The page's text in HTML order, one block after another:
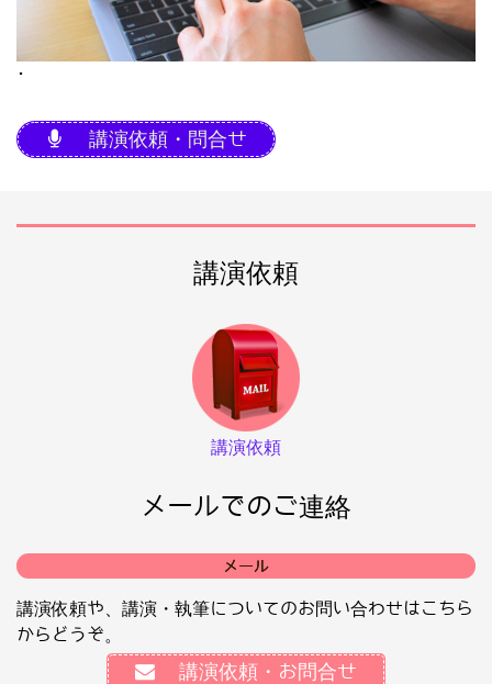
･
講演依頼・問合せ
講演依頼
講演依頼
メールでのご連絡
メール
講演依頼や、講演・執筆についてのお問い合わせはこちら
からどうぞ。
講演依頼・お問合せ